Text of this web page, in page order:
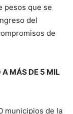
pesos que se
del
de
A MÁS DE 5 MIL
municipios de la